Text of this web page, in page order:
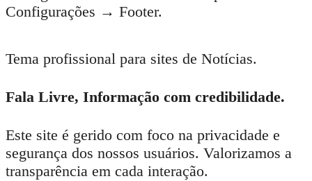
Configurações → Footer.
Tema profissional para sites de Notícias.
Fala Livre, Informação com credibilidade.
Este site é gerido com foco na privacidade e
segurança dos nossos usuários. Valorizamos a
transparência em cada interação.